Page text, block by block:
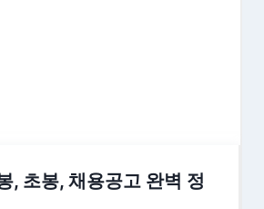
, 초봉, 채용공고 완벽 정